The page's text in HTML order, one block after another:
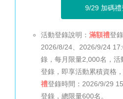
9/29 加碼禮
活動登錄說明： 滿額禮登
2026/8/24、2026/9/24
錄，每月限量2,000名，
登錄，即享活動累積資格
禮登錄時間：2026/9/29
登錄，總限量600名。